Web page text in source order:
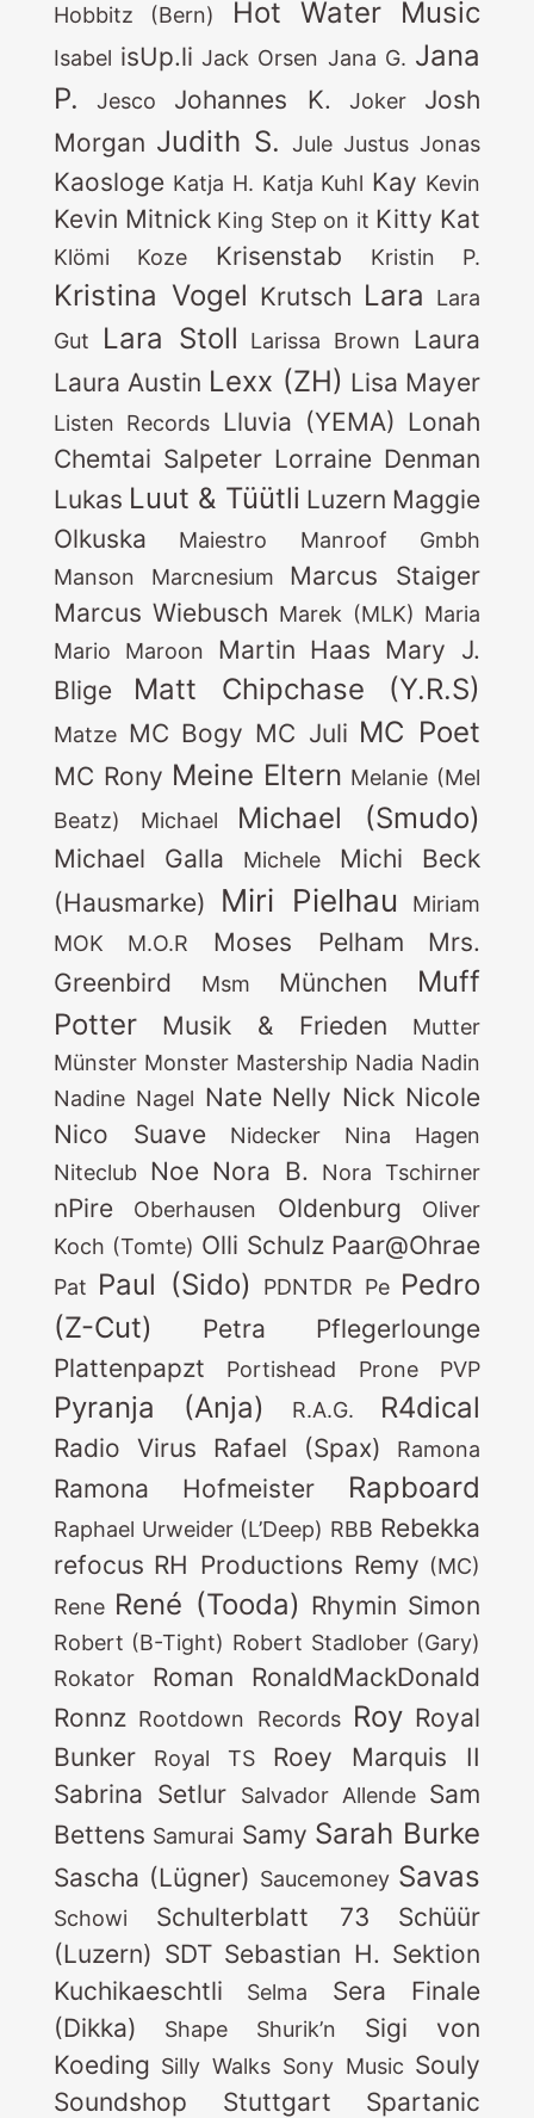
Hobbitz (Bern) Hot Water Music
Isabel isUp.li Jack Orsen Jana G. Jana
P.
Jesco Johannes K. Joker
Josh
Morgan Judith S. Jule Justus Jonas
Kaosloge Katja H. Katja Kuhl Kay Kevin
Kevin Mitnick King Step on it Kitty Kat
Klömi Koze Krisenstab Kristin P.
Kristina Vogel Krutsch Lara
Lara
Gut
Lara Stoll Larissa Brown
Laura
Laura Austin Lexx (ZH) Lisa Mayer
Listen Records Lluvia (YEMA) Lonah
Chemtai Salpeter Lorraine Denman
Lukas Luut & Tüütli Luzern Maggie
Olkuska
Maiestro
Manroof Gmbh
Manson
Marcnesium
Marcus Staiger
Marcus Wiebusch Marek (MLK) Maria
Mario
Maroon Martin Haas Mary J.
Blige
Matt Chipchase (Y.R.S)
Matze MC Bogy MC Juli MC Poet
MC Rony Meine Eltern Melanie (Mel
Beatz)
Michael Michael (Smudo)
Michael Galla Michele
Michi Beck
(Hausmarke)
Miri Pielhau
Miriam
MOK
M.O.R Moses Pelham
Mrs.
Greenbird
Msm München
Muff
Potter
Musik & Frieden
Mutter
Münster Monster Mastership Nadia Nadin
Nadine Nagel Nate Nelly Nick Nicole
Nico Suave
Nidecker
Nina Hagen
Niteclub Noe Nora B. Nora Tschirner
nPire Oberhausen Oldenburg
Oliver
Koch (Tomte) Olli Schulz Paar@Ohrae
Pat Paul (Sido) PDNTDR Pe Pedro
(Z-Cut)
Petra
Pflegerlounge
Plattenpapzt
Portishead Prone PVP
Pyranja (Anja) R.A.G. R4dical
Radio Virus Rafael (Spax) Ramona
Ramona Hofmeister Rapboard
Raphael Urweider (L’Deep) RBB Rebekka
refocus RH Productions Remy (MC)
Rene René (Tooda) Rhymin Simon
Robert (B-Tight) Robert Stadlober (Gary)
Rokator
Roman
RonaldMackDonald
Ronnz Rootdown Records Roy Royal
Bunker
Royal TS
Roey Marquis II
Sabrina Setlur
Salvador Allende Sam
Bettens Samurai Samy Sarah Burke
Sascha (Lügner) Saucemoney Savas
Schowi Schulterblatt 73
Schüür
(Luzern) SDT Sebastian H. Sektion
Kuchikaeschtli
Selma
Sera Finale
(Dikka)
Shape Shurik’n
Sigi von
Koeding Silly Walks Sony Music Souly
Soundshop Stuttgart
Spartanic